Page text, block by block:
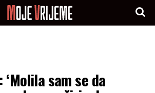
‘Molila sam se da